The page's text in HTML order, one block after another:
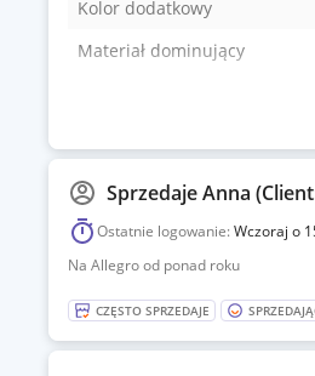
Kolor dodatkowy
Materiał dominujący
SprzedajeAnna
Ostatnie logowanie:Wczoraj o
Na Allegro od ponad roku
CZĘSTO SPRZEDAJE